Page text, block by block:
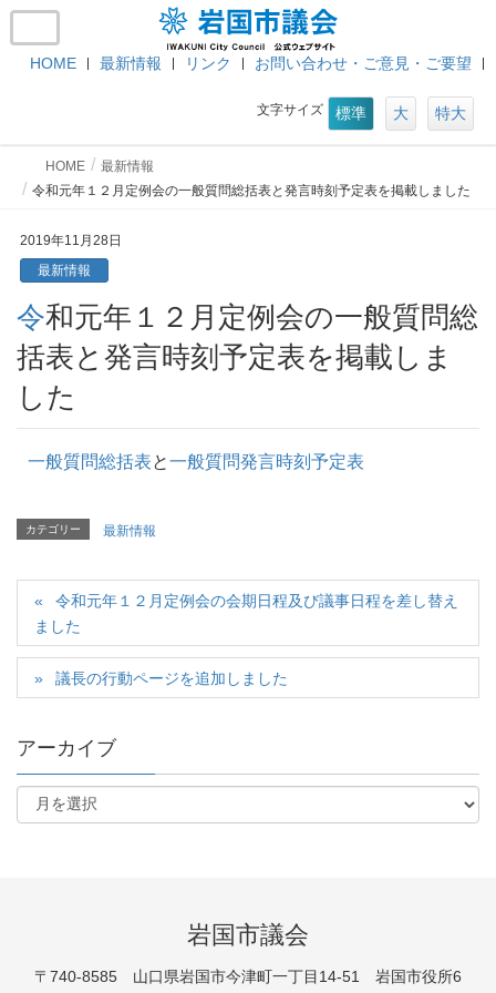
HOME 最新情報 リンク お問い合わせ・ご意見・ご要望
文字サイズ 標準 大 特大
HOME
最新情報
令和元年１２月定例会の一般質問総括表と発言時刻予定表を掲載しました
2019年11月28日
最新情報
令和元年１２月定例会の一般質問総
括表と発言時刻予定表を掲載しま
した
一般質問総括表と一般質問発言時刻予定表
カテゴリー 最新情報
令和元年１２月定例会の会期日程及び議事日程を差し替え
ました
議長の行動ページを追加しました
アーカイブ
岩国市議会
〒740-8585 山口県岩国市今津町一丁目14-51 岩国市役所6